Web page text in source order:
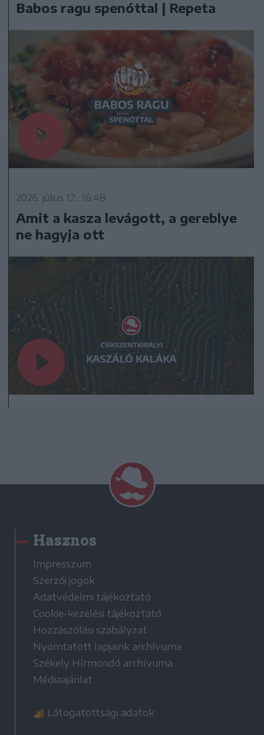
Babos ragu spenóttal | Repeta
2026. július 12., 16:48
Amit a kasza levágott, a gereblye
ne hagyja ott
Hasznos
Impresszum
Szerzői jogok
Adatvédelmi tájékoztató
Cookie-kezelési tájékoztató
Hozzászólási szabályzat
Nyomtatott lapjaink archívuma
Székely Hírmondó archívuma
Médiaajánlat
Látogatottsági adatok